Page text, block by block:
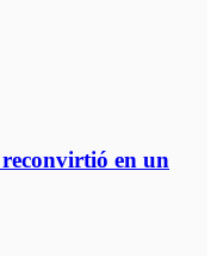
en un